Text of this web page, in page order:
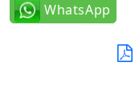
WhatsApp